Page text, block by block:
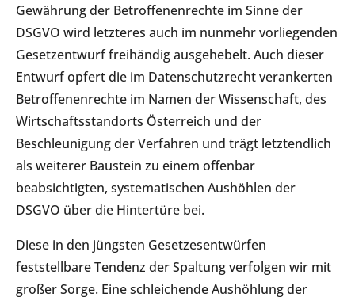
Gewährung der Betroffenenrechte im Sinne der
DSGVO wird letzteres auch im nunmehr vorliegenden
Gesetzentwurf freihändig ausgehebelt. Auch dieser
Entwurf opfert die im Datenschutzrecht verankerten
Betroffenenrechte im Namen der Wissenschaft, des
Wirtschaftsstandorts Österreich und der
Beschleunigung der Verfahren und trägt letztendlich
als weiterer Baustein zu einem offenbar
beabsichtigten, systematischen Aushöhlen der
DSGVO über die Hintertüre bei.
Diese in den jüngsten Gesetzesentwürfen
feststellbare Tendenz der Spaltung verfolgen wir mit
großer Sorge. Eine schleichende Aushöhlung der